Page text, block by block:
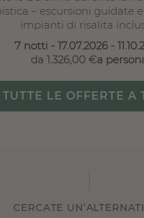
– escursioni guidate
impianti di risalita inclusi
7 notti - 17.07.2026 -
da 1.326,00 €a
TUTTE LE OFFERTE A
CERCATE